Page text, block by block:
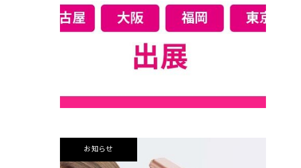
お知らせ